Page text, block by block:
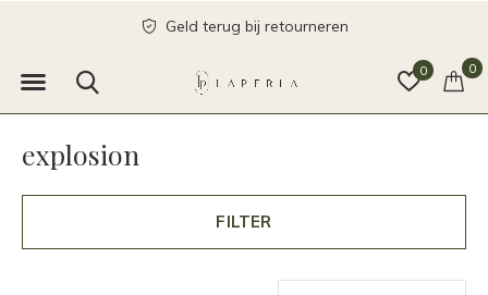
0 0
Geld terug bij retourneren
explosion
FILTER